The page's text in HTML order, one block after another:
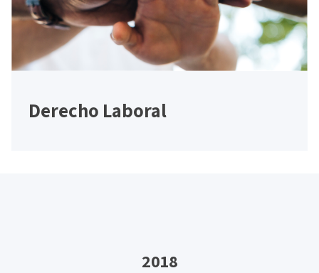
Derecho Laboral
2018